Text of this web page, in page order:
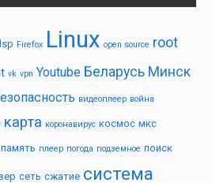
Firefox Linux open source root
vk vpn Youtube Беларусь Минск
видеоплеер война
карта коронавирус космос мкс
память плеер погода подземное поиск
сеть сжатие система